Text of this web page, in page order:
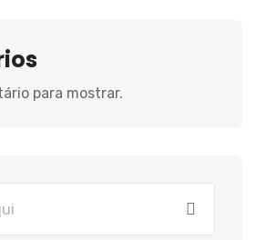
para mostrar.